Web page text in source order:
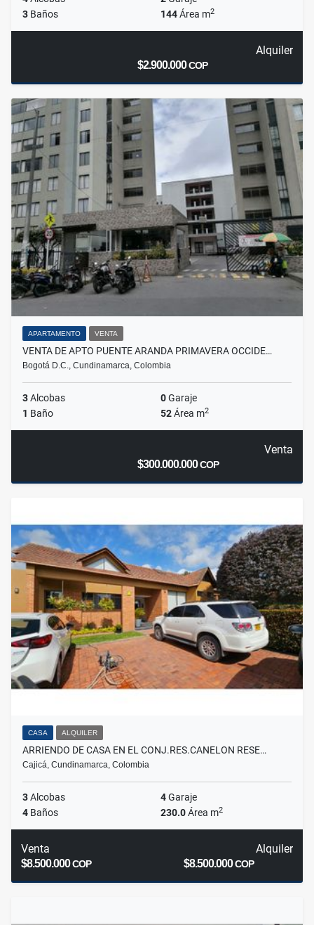
3 Baños 144Área m2
Alquiler
$2.900.000COP
APARTAMENTO VENTA
VENTA DE APTO PUENTE ARANDA PRIMAVERA OCCIDE…
Bogotá D.C., Cundinamarca, Colombia
3Alcobas 0Garaje
1 Baño 52Área m2
Venta
$300.000.000COP
CASA ALQUILER
ARRIENDO DE CASA EN EL CONJ.RES.CANELON RESE…
Cajicá, Cundinamarca, Colombia
3Alcobas 4Garaje
4 Baños 230.0Área m2
Venta
$8.500.000COP
Alquiler
$8.500.000COP